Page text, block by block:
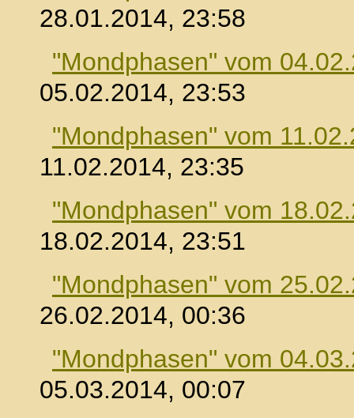
28.01.2014, 23:58
"Mondphasen" vom
05.02.2014, 23:53
"Mondphasen" vom
11.02.2014, 23:35
"Mondphasen" vom
18.02.2014, 23:51
"Mondphasen" vom
26.02.2014, 00:36
"Mondphasen" vom
05.03.2014, 00:07